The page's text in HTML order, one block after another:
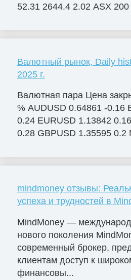
52.31 2644.4 2.02 ASX 200
Валютный рынок, Daily
2025 г.
Валютная пара Цена
% AUDUSD 0.64861 -0.16
0.24 EURUSD 1.13842
0.28 GBPUSD 1.35595 0.2
mindmoney отзывы:
успеха и трудностей в
MindMoney —
нового поколения
современный брокер,
клиентам доступ к
финансовы...